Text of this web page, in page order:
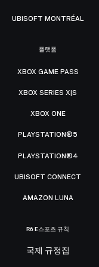
UBISOFT MONTRÉAL
플랫폼
XBOX GAME PASS
XBOX SERIES X|S
XBOX ONE
PLAYSTATION®5
PLAYSTATION®4
UBISOFT CONNECT
AMAZON LUNA
R6 E스포츠 규칙
국제 규정집